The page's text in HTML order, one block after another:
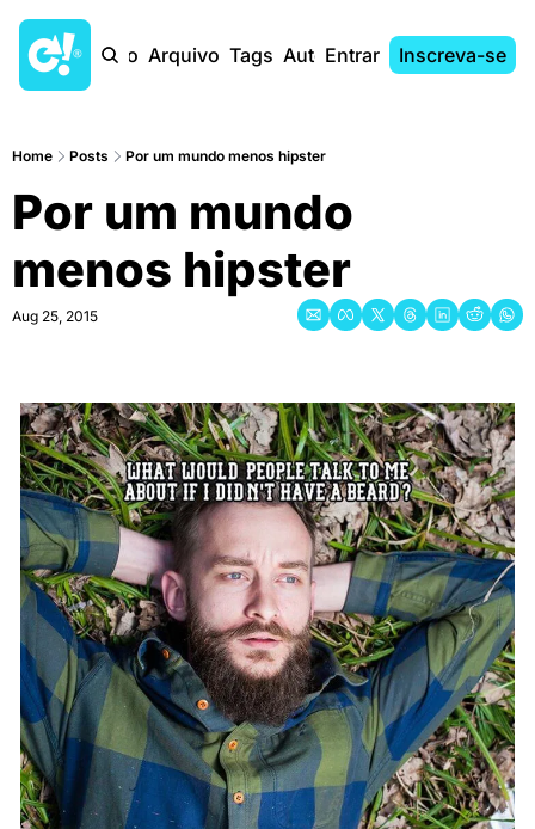
Início Arquivo Tags AutoresEntrar Inscreva-se
Home Posts Por um mundo menos hipster
Por um mundo
menos hipster
Aug 25, 2015